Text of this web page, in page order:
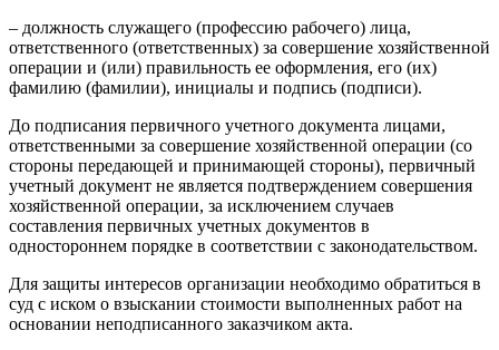
– должность служащего (профессию рабочего) лица,
ответственного (ответственных) за совершение хозяйственной
операции и (или) правильность ее оформления, его (их)
фамилию (фамилии), инициалы и подпись (подписи).
До подписания первичного учетного документа лицами,
ответственными за совершение хозяйственной операции (со
стороны передающей и принимающей стороны), первичный
учетный документ не является подтверждением совершения
хозяйственной операции, за исключением случаев
составления первичных учетных документов в
одностороннем порядке в соответствии с законодательством.
Для защиты интересов организации необходимо обратиться в
суд с иском о взыскании стоимости выполненных работ на
основании неподписанного заказчиком акта.